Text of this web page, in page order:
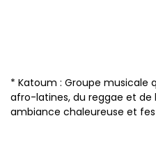
* Katoum : Groupe musicale
afro-latines, du reggae et
ambiance chaleureuse et